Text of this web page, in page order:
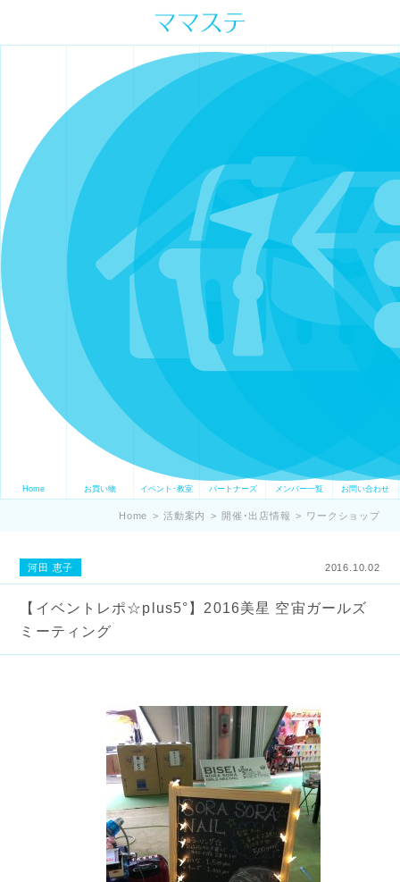
ママの才能発信します。 手づくり
表現ステージ ママステ スキル・セ
ンスを表現したいママが集まって
ます。
Home お買い物 イベント･教室 パートナーズ メンバー一覧 お問い合わせ
Home > 活動案内 > 開催･出店情報 > ワークショップ
河田 恵子 2016.10.02
【イベントレポ☆plus5°】2016美星 空宙ガールズ
ミーティング